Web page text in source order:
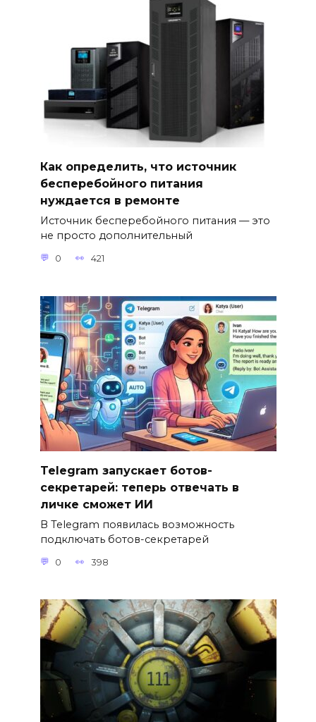
Как определить, что источник
бесперебойного питания
нуждается в ремонте
Источник бесперебойного питания — это
не просто дополнительный
0 421
Telegram запускает ботов-
секретарей: теперь отвечать в
личке сможет ИИ
В Telegram появилась возможность
подключать ботов-секретарей
0 398